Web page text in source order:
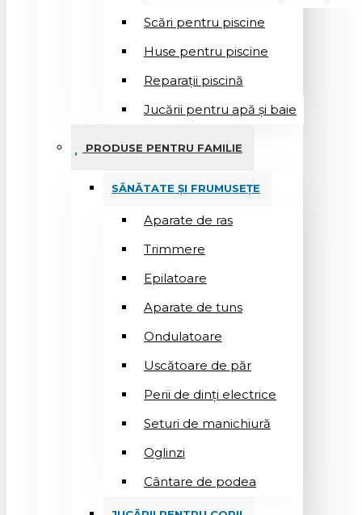
Scări pentru piscine
Huse pentru piscine
Reparații piscină
Jucării pentru apă și baie
PRODUSE PENTRU FAMILIE
SĂNĂTATE ȘI FRUMUSEȚE
Aparate de ras
Trimmere
Epilatoare
Aparate de tuns
Ondulatoare
Uscătoare de păr
Perii de dinți electrice
Seturi de manichiură
Oglinzi
Cântare de podea